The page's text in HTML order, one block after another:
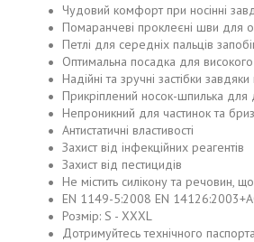
Чудовий комфорт при носінні
Помаранчеві проклеєні шви для
Петлі для середніх пальців
Оптимальна посадка для
Надійні та зручні застібки
Прикріплений носок-шпилька для
Непроникний для частинок та
Антистатичні властивості
Захист від інфекційних реагентів
Захист від пестицидів
Не містить силікону та речовин,
EN 1149-5:2008 EN
Розмір: S - XXXL
Дотримуйтесь технічного